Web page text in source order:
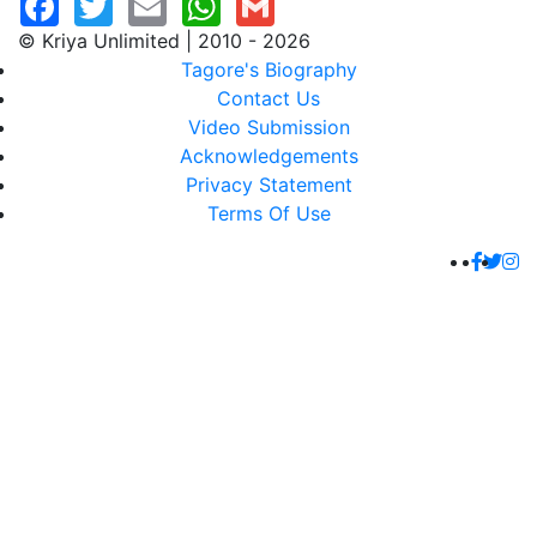
© Kriya Unlimited | 2010 - 2026
Tagore's Biography
Contact Us
Video Submission
Acknowledgements
Privacy Statement
Terms Of Use